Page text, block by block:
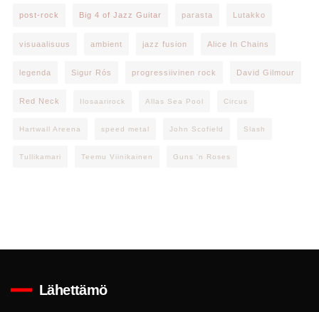
post-rock Big 4 of Jazz Guitar parasta Lutakko
visuaalisuus ambient jazz fusion Alice In Chains
legenda Sigur Rós progressiivinen rock David Gilmour
Red Neck Ilosaarirock Allas Sea Pool Circus
Hartwall Areena speed metal John Scofield Slash
Tullikamari Teemu Viinikainen Guns 'n Roses
Lähettämö